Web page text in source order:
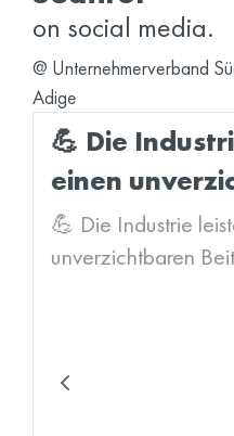
on social media.
@ Unternehmerverband
Adige